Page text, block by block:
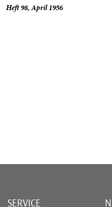
Heft 98, April 1956
SERVICE